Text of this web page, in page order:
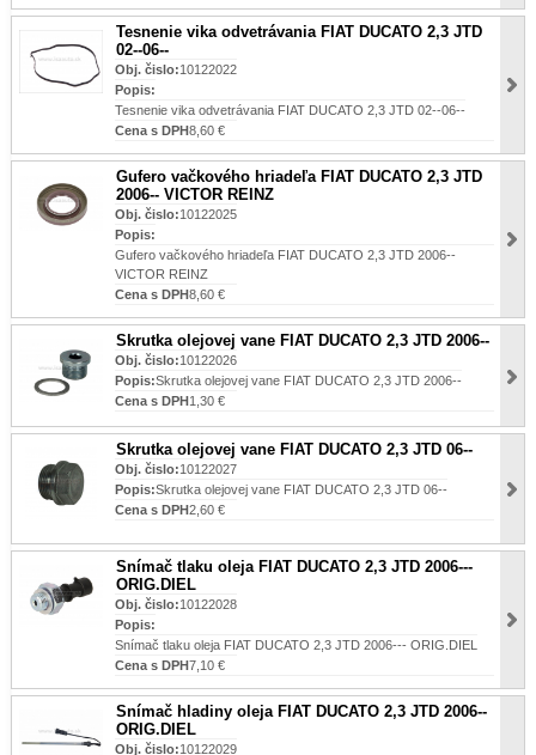
Tesnenie vika odvetrávania FIAT DUCATO 2,3 JTD
02--06--
Obj. čislo:10122022
Popis:
Tesnenie vika odvetrávania FIAT DUCATO 2,3 JTD 02--06--
Cena s DPH8,60 €
Gufero vačkového hriadeľa FIAT DUCATO 2,3 JTD
2006-- VICTOR REINZ
Obj. čislo:10122025
Popis:
Gufero vačkového hriadeľa FIAT DUCATO 2,3 JTD 2006--
VICTOR REINZ
Cena s DPH8,60 €
Skrutka olejovej vane FIAT DUCATO 2,3 JTD 2006--
Obj. čislo:10122026
Popis:Skrutka olejovej vane FIAT DUCATO 2,3 JTD 2006--
Cena s DPH1,30 €
Skrutka olejovej vane FIAT DUCATO 2,3 JTD 06--
Obj. čislo:10122027
Popis:Skrutka olejovej vane FIAT DUCATO 2,3 JTD 06--
Cena s DPH2,60 €
Snímač tlaku oleja FIAT DUCATO 2,3 JTD 2006---
ORIG.DIEL
Obj. čislo:10122028
Popis:
Snímač tlaku oleja FIAT DUCATO 2,3 JTD 2006--- ORIG.DIEL
Cena s DPH7,10 €
Snímač hladiny oleja FIAT DUCATO 2,3 JTD 2006--
ORIG.DIEL
Obj. čislo:10122029